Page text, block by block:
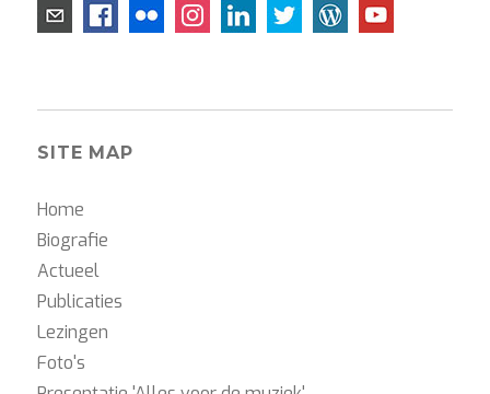
SITE MAP
Home
Biografie
Actueel
Publicaties
Lezingen
Foto's